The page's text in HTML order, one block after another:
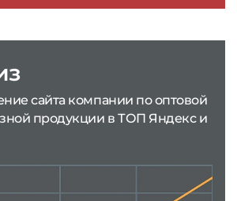
сайта компании по оптовой
продукции в ТОП Яндекс и